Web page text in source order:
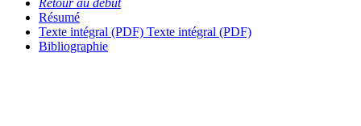
Retour au début
Résumé
Texte intégral (PDF) Texte intégral (PDF)
Bibliographie